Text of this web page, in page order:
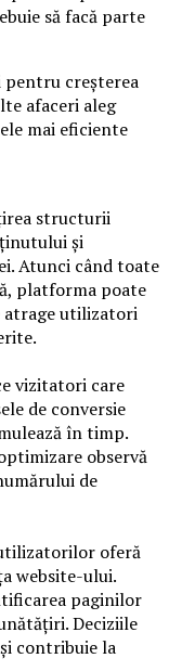
să facă parte
creșterea
afaceri aleg
mai eficiente
structurii
și
Atunci când toate
platforma poate
atrage utilizatori
vizitatori care
de conversie
în timp.
observă
de
oferă
website-ului.
paginilor
Deciziile
contribuie la